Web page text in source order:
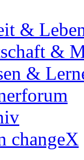
&
&
&
changeX